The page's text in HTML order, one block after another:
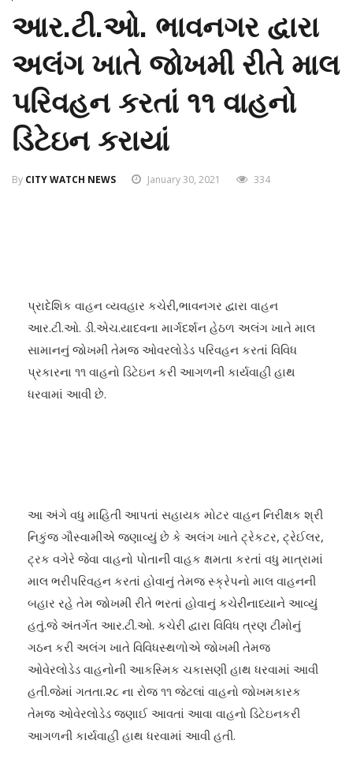
આર.ટી.ઓ. ભાવનગર દ્વારા
અલંગ ખાતે જોખમી રીતે માલ
પરિવહન કરતાં ૧૧ વાહનો
ડિટેઇન કરાયાં
By CITY WATCH NEWS January 30, 2021 334
પ્રાદેશિક વાહન વ્યવહાર કચેરી,ભાવનગર દ્વારા વાહન
આર.ટી.ઓ. ડી.એચ.યાદવના માર્ગદર્શન હેઠળ અલંગ ખાતે માલ
સામાનનું જોખમી તેમજ ઓવરલોડેડ પરિવહન કરતાં વિવિધ
પ્રકારના ૧૧ વાહનો ડિટેઇન કરી આગળની કાર્યવાહી હાથ
ધરવામાં આવી છે.
આ અંગે વધુ માહિતી આપતાં સહાયક મોટર વાહન નિરીક્ષક શ્રી
નિકુંજ ગૌસ્વામીએ જણાવ્યું છે કે અલંગ ખાતે ટ્રેકટર, ટ્રેઈલર,
ટ્રક વગેરે જેવા વાહનો પોતાની વાહક ક્ષમતા કરતાં વધુ માત્રામાં
માલ ભરીપરિવહન કરતાં હોવાનું તેમજ સ્ક્રેપનો માલ વાહનની
બહાર રહે તેમ જોખમી રીતે ભરતાં હોવાનું કચેરીનાધ્યાને આવ્યું
હતું.જે અંતર્ગત આર.ટી.ઓ. કચેરી દ્વારા વિવિધ ત્રણ ટીમોનું
ગઠન કરી અલંગ ખાતે વિવિધસ્થળોએ જોખમી તેમજ
ઓવેરલોડેડ વાહનોની આકસ્મિક ચકાસણી હાથ ધરવામાં આવી
હતી.જેમાં ગતતા.૨૮ ના રોજ ૧૧ જેટલાં વાહનો જોખમકારક
તેમજ ઓવેરલોડેડ જણાઈ આવતાં આવા વાહનો ડિટેઇનકરી
આગળની કાર્યવાહી હાથ ધરવામાં આવી હતી.